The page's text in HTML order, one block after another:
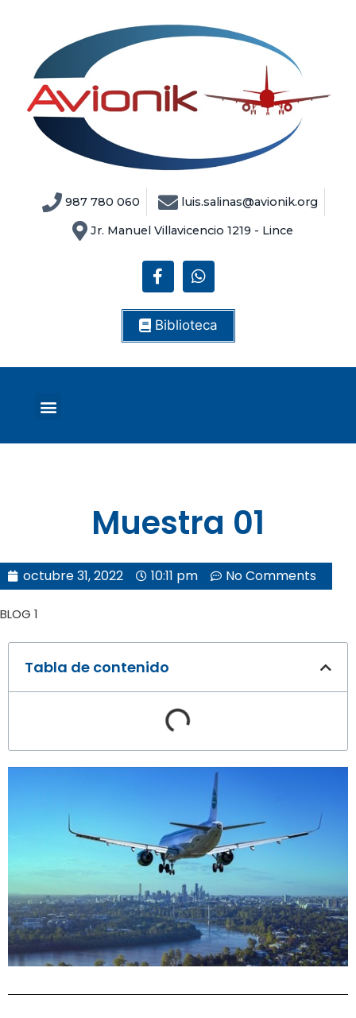
987 780 060
luis.salinas@avionik.org
Jr. Manuel Villavicencio 1219 - Lince
Biblioteca
Muestra 01
octubre 31, 2022 10:11 pm No Comments
BLOG 1
Tabla de contenido